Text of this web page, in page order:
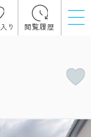
り 閲覧履歴